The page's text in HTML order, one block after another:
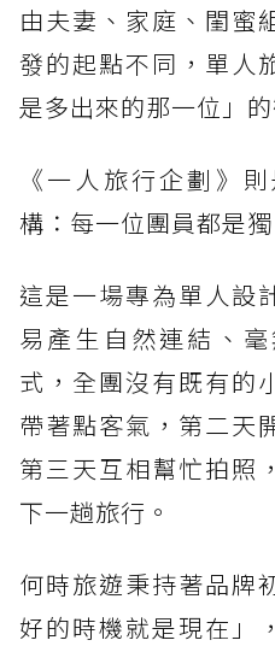
由夫妻、家庭、閨蜜
發的起點不同，單人
是多出來的那一位」
《一人旅行企劃》
構：每一位團員都是獨
這是一場專為單人設
易產生自然連結、
式，全團沒有既有的
帶著點客氣，第二天
第三天互相幫忙拍照
下一趟旅行。
何時旅遊秉持著品牌
好的時機就是現在」